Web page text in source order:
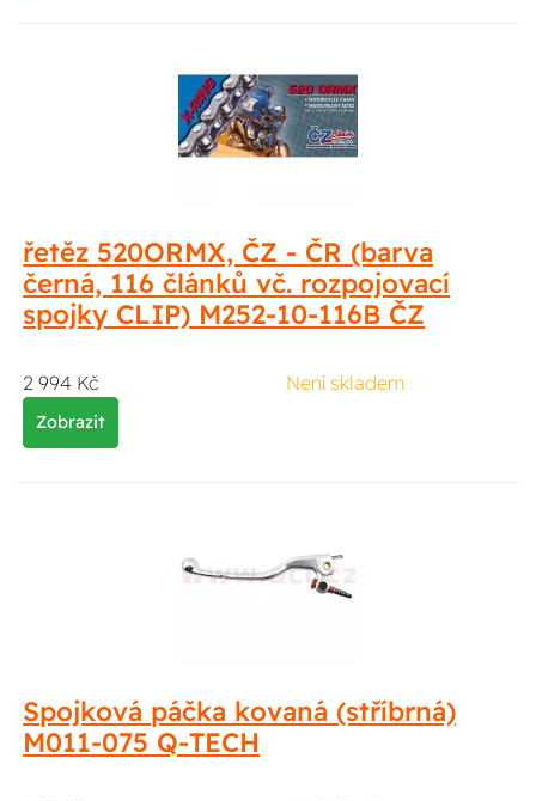
řetěz 520ORMX, ČZ - ČR (barva
černá, 116 článků vč. rozpojovací
spojky CLIP) M252-10-116B ČZ
2 994 Kč Není skladem
Zobrazit
Spojková páčka kovaná (stříbrná)
M011-075 Q-TECH